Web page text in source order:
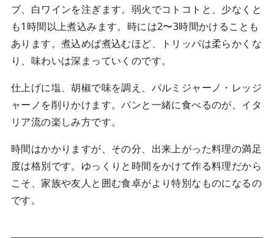
ブ、白ワインを注ぎます。弱火でコトコトと、少なくと
も1時間以上煮込みます。時には2〜3時間かけることも
あります。煮込めば煮込むほど、トリッパは柔らかくな
り、味わいは深まっていくのです。
仕上げに塩、胡椒で味を調え、パルミジャーノ・レッジ
ャーノを削りかけます。パンと一緒に食べるのが、イタ
リア流の楽しみ方です。
時間はかかりますが、その分、出来上がった料理の満足
度は格別です。ゆっくりと時間をかけて作る料理だから
こそ、家族や友人と囲む食卓がより特別なものになるの
です。